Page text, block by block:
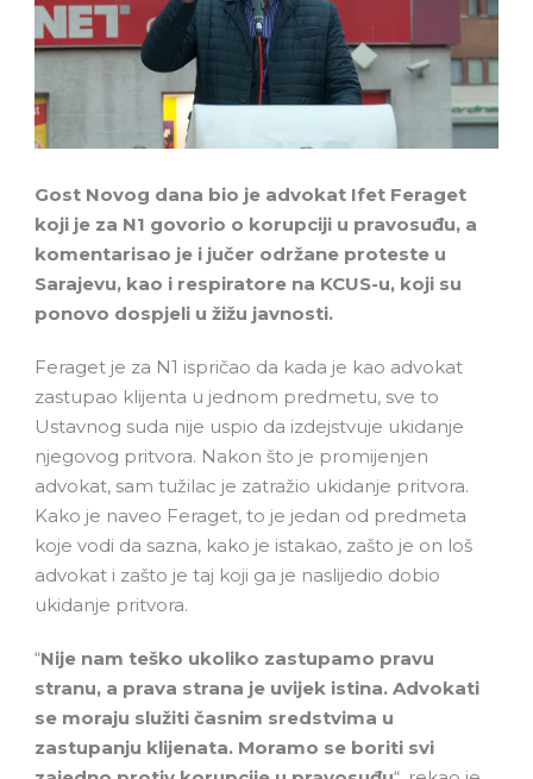
Gost Novog dana bio je advokat Ifet Feraget
koji je za N1 govorio o korupciji u pravosuđu, a
komentarisao je i jučer održane proteste u
Sarajevu, kao i respiratore na KCUS-u, koji su
ponovo dospjeli u žižu javnosti.
Feraget je za N1 ispričao da kada je kao advokat
zastupao klijenta u jednom predmetu, sve to
Ustavnog suda nije uspio da izdejstvuje ukidanje
njegovog pritvora. Nakon što je promijenjen
advokat, sam tužilac je zatražio ukidanje pritvora.
Kako je naveo Feraget, to je jedan od predmeta
koje vodi da sazna, kako je istakao, zašto je on loš
advokat i zašto je taj koji ga je naslijedio dobio
ukidanje pritvora.
“Nije nam teško ukoliko zastupamo pravu
stranu, a prava strana je uvijek istina. Advokati
se moraju služiti časnim sredstvima u
zastupanju klijenata. Moramo se boriti svi